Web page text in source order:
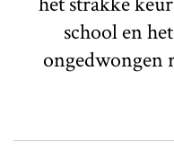
school en
ongedwongen